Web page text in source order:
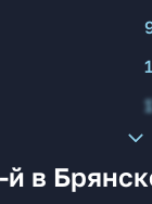
в